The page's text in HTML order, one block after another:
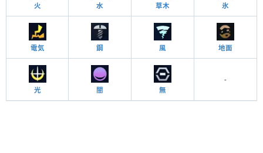
火 水 草木 氷
電気 鋼 風 地面
光 闇 無
-